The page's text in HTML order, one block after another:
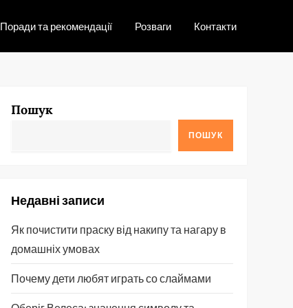
Поради та рекомендації Розваги Контакти
Пошук
ПОШУК
Недавні записи
Як почистити праску від накипу та нагару в
домашніх умовах
Почему дети любят играть со слаймами